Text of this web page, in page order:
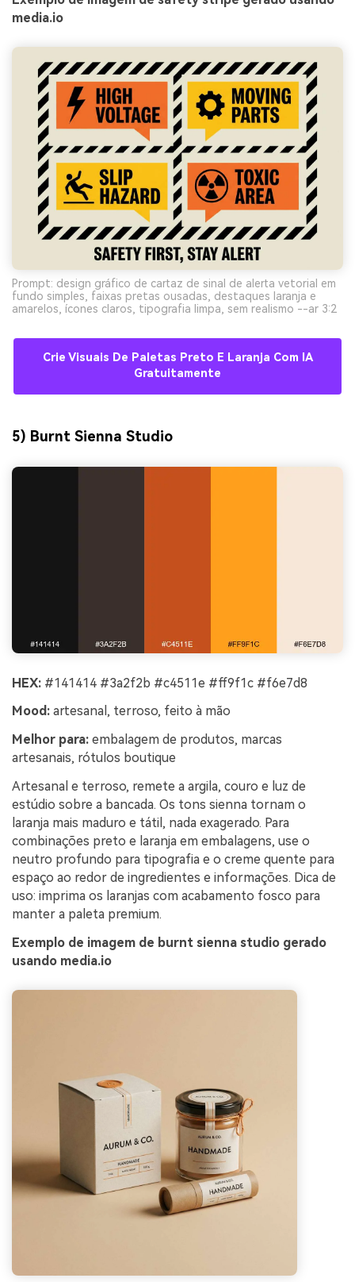
media.io
Prompt: design gráfico de cartaz de sinal de alerta vetorial em
fundo simples, faixas pretas ousadas, destaques laranja e
amarelos, ícones claros, tipografia limpa, sem realismo --ar 3:2
Crie Visuais De Paletas Preto E Laranja Com IA
Gratuitamente
5) Burnt Sienna Studio
HEX: #141414 #3a2f2b #c4511e #ff9f1c #f6e7d8
Mood: artesanal, terroso, feito à mão
Melhor para: embalagem de produtos, marcas
artesanais, rótulos boutique
Artesanal e terroso, remete a argila, couro e luz de
estúdio sobre a bancada. Os tons sienna tornam o
laranja mais maduro e tátil, nada exagerado. Para
combinações preto e laranja em embalagens, use o
neutro profundo para tipografia e o creme quente para
espaço ao redor de ingredientes e informações. Dica de
uso: imprima os laranjas com acabamento fosco para
manter a paleta premium.
Exemplo de imagem de burnt sienna studio gerado
usando media.io